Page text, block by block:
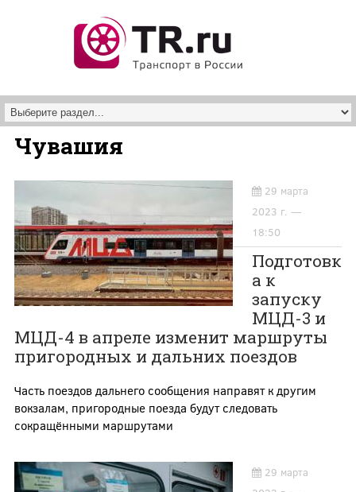
Чувашия
29 марта
2023 г. —
18:50
Подготовк
а к
запуску
МЦД-3 и
МЦД-4 в апреле изменит маршруты
пригородных и дальних поездов
Часть поездов дальнего сообщения направят к другим
вокзалам, пригородные поезда будут следовать
сокращёнными маршрутами
29 марта